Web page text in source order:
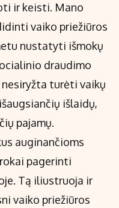
ir keisti. Mano
vaiko priežiūros
nustatyti išmokų
draudimo
turėti vaikų
išlaidų,
pajamų.
auginančioms
pagerinti
Tą iliustruoja ir
vaiko priežiūros